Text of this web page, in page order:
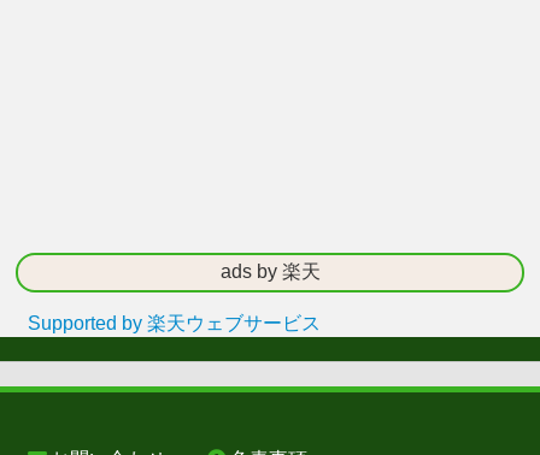
ads by 楽天
Supported by 楽天ウェブサービス